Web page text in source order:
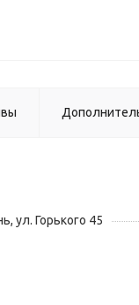
ул. Горького 45